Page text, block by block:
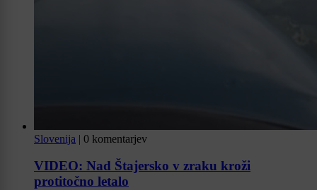
Slovenija | 0 komentarjev
VIDEO: Nad Štajersko v zraku kroži
protitočno letalo